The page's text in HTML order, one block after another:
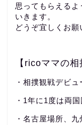
思ってもらえる
いきます。
どうぞ宜しくお
【ricoママの相
・相撲観戦デビ
・1年に1度は両
・名古屋場所、